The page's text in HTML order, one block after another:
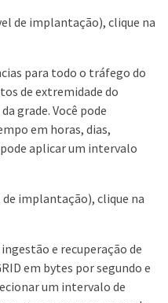
de implantação), clique na
para todo o tráfego do
de extremidade do
grade. Você pode
em horas, dias,
aplicar um intervalo
implantação), clique na
e recuperação de
em bytes por segundo e
um intervalo de